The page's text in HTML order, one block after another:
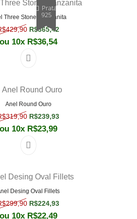
Prata
925
Three Stones Tanzanita
429,90 O preço original era: R$429,90.
R$365,42
ou 10x R$36,54
Anel Round Ouro
319,90 O preço original era: R$319,90.
R$239,93
ou 10x R$23,99
Desing Oval Fillets
299,90 O preço original era: R$299,90.
R$224,93
ou 10x R$22,49